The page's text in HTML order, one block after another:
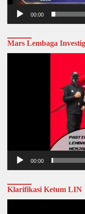
00:00
Mars Lembaga
00:00
Klarifikasi Ketum LIN